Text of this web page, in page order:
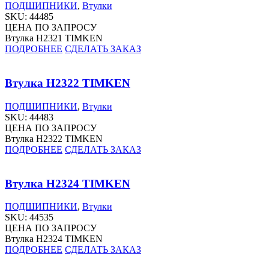
ПОДШИПНИКИ, Втулки
SKU: 44485
ЦЕНА ПО ЗАПРОСУ
Втулка H2321 TIMKEN
ПОДРОБНЕЕ СДЕЛАТЬ ЗАКАЗ
Втулка H2322 TIMKEN
ПОДШИПНИКИ, Втулки
SKU: 44483
ЦЕНА ПО ЗАПРОСУ
Втулка H2322 TIMKEN
ПОДРОБНЕЕ СДЕЛАТЬ ЗАКАЗ
Втулка H2324 TIMKEN
ПОДШИПНИКИ, Втулки
SKU: 44535
ЦЕНА ПО ЗАПРОСУ
Втулка H2324 TIMKEN
ПОДРОБНЕЕ СДЕЛАТЬ ЗАКАЗ